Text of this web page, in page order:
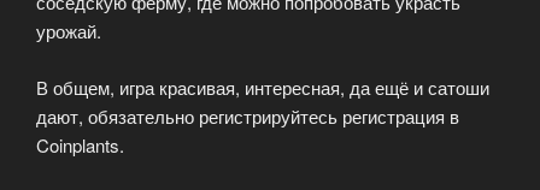
урожай.
В общем, игра красивая, интересная, да ещё и сатоши
дают, обязательно регистрируйтесь регистрация в
Coinplants.